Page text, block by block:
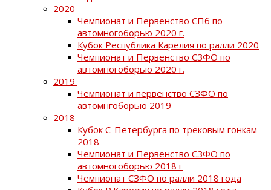
2020
Чемпионат и Первенство СПб по
автомногоборью 2020 г.
Кубок Республика Карелия по ралли 2020
Чемпионат и Первенство СЗФО по
автомногоборью 2020 г.
2019
Чемпионат и первенство СЗФО по
автомнгоборью 2019
2018
Кубок С-Петербурга по трековым гонкам
2018
Чемпионат и Первенство СЗФО по
автомногоборью 2018 г
Чемпионат СЗФО по ралли 2018 года